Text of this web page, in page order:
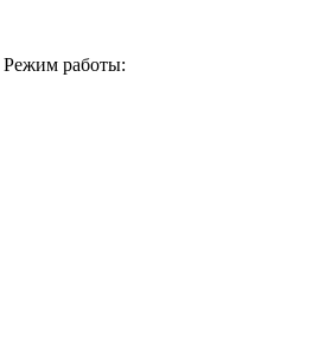
Режим работы: